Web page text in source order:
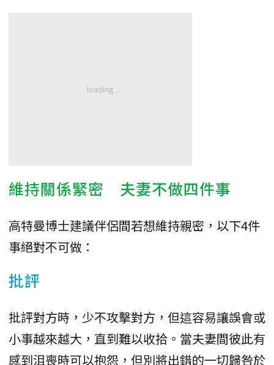
維持關係緊密 夫妻不做四件事
高特曼博士建議伴侶間若想維持親密，以下4件
事絕對不可做：
批評
批評對方時，少不攻擊對方，但這容易讓誤會或
小事越來越大，直到難以收拾。當夫妻間彼此有
感到沮喪時可以抱怨，但別將出錯的一切歸咎於